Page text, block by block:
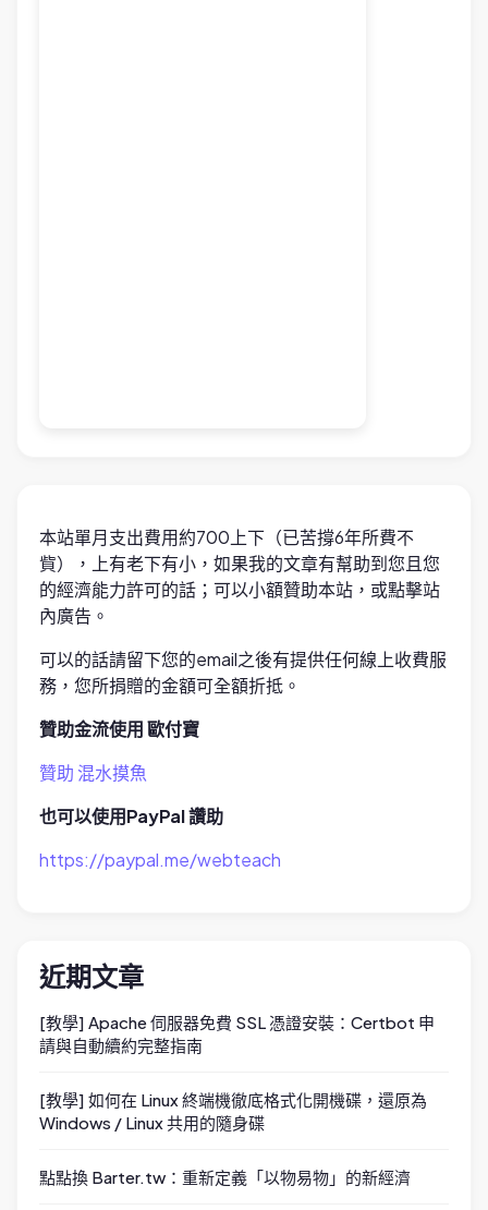
本站單月支出費用約700上下（已苦撐6年所費不
貲），上有老下有小，如果我的文章有幫助到您且您
的經濟能力許可的話；可以小額贊助本站，或點擊站
內廣告。
可以的話請留下您的email之後有提供任何線上收費服
務，您所捐贈的金額可全額折抵。
贊助金流使用 歐付寶
贊助 混水摸魚
也可以使用PayPal 讚助
https://paypal.me/webteach
近期文章
[教學] Apache 伺服器免費 SSL 憑證安裝：Certbot 申
請與自動續約完整指南
[教學] 如何在 Linux 終端機徹底格式化開機碟，還原為
Windows / Linux 共用的隨身碟
點點換 Barter.tw：重新定義「以物易物」的新經濟